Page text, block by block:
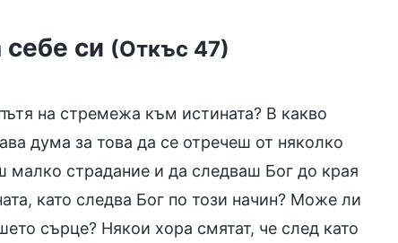
себе си (Откъс 47)
на стремежа към истината? В какво
дума за това да се отречеш от няколко
малко страдание и да следваш Бог до края
като следва Бог по този начин? Може ли
сърце? Някои хора смятат, че след като